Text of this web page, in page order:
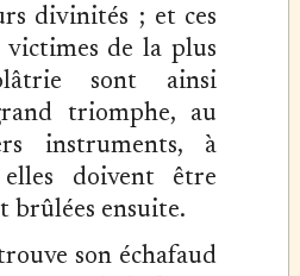
divinités ; et ces
victimes de la plus
sont ainsi
triomphe, au
instruments, à
doivent être
brûlées ensuite.
son échafaud